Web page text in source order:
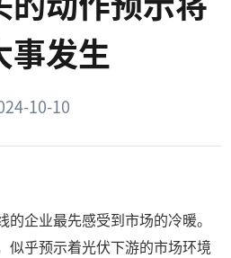
事发生
10-10
企业最先感受到市场的冷暖。
似乎预示着光伏下游的市场环境